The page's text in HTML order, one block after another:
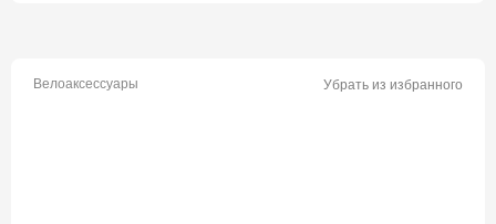
Велоаксессуары Убрать из избранного